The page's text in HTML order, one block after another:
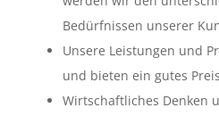
Bedürfnissen unserer
Unsere Leistungen und
und bieten ein gutes
Wirtschaftliches Denken